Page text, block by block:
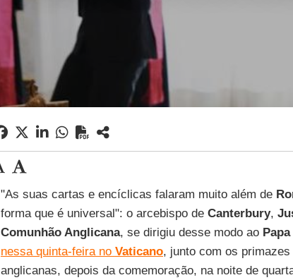
"As suas cartas e encíclicas falaram muito além de
forma que é universal": o arcebispo de Canterbury,
Comunhão Anglicana, se dirigiu desse modo ao
nessa quinta-feira no Vaticano, junto com os
anglicanas, depois da comemoração, na noite de